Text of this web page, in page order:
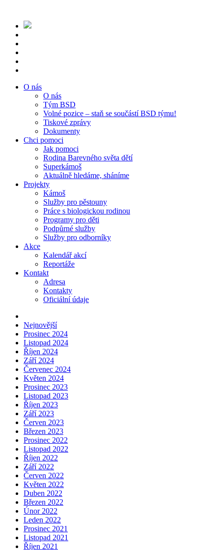
O nás
O nás
Tým BSD
Volné pozice – staň se součástí BSD týmu!
Tiskové zprávy
Dokumenty
Chci pomoci
Jak pomoci
Rodina Barevného světa dětí
Superkámoš
Aktuálně hledáme, sháníme
Projekty
Kámoš
Služby pro pěstouny
Práce s biologickou rodinou
Programy pro děti
Podpůrné služby
Služby pro odborníky
Akce
Kalendář akcí
Reportáže
Kontakt
Adresa
Kontakty
Oficiální údaje
Nejnovější
Prosinec 2024
Listopad 2024
Říjen 2024
Září 2024
Červenec 2024
Květen 2024
Prosinec 2023
Listopad 2023
Říjen 2023
Září 2023
Červen 2023
Březen 2023
Prosinec 2022
Listopad 2022
Říjen 2022
Září 2022
Červen 2022
Květen 2022
Duben 2022
Březen 2022
Únor 2022
Leden 2022
Prosinec 2021
Listopad 2021
Říjen 2021